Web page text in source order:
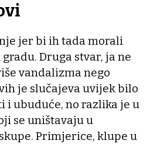
jer bi ih tada morali
Druga stvar, ja ne
vandalizma nego
je slučajeva uvijek bilo
i ubuduće, no razlika je u
se uništavaju u
Primjerice, klupe u